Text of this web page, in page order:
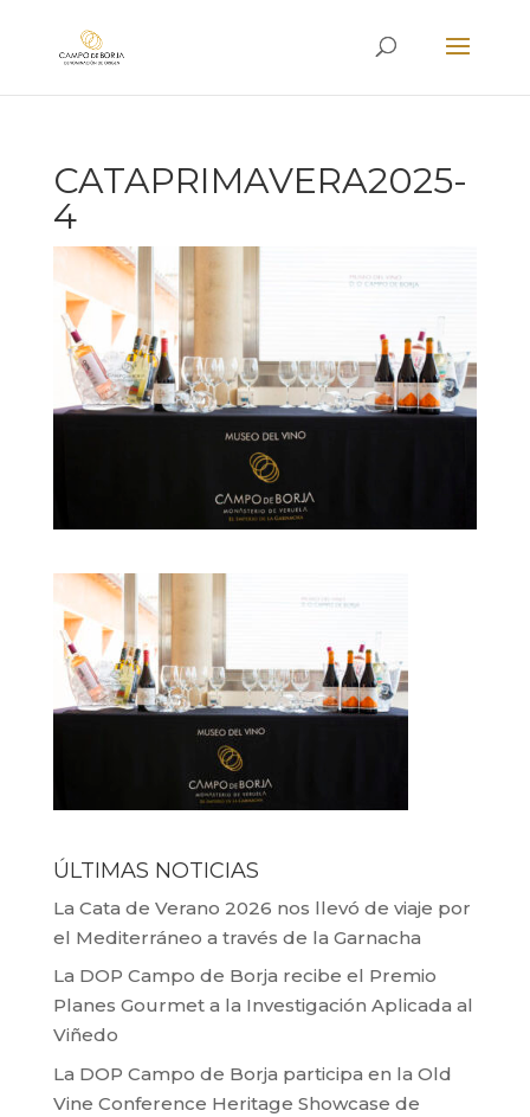
CATAPRIMAVERA2025-
4
ÚLTIMAS NOTICIAS
La Cata de Verano 2026 nos llevó de viaje por
el Mediterráneo a través de la Garnacha
La DOP Campo de Borja recibe el Premio
Planes Gourmet a la Investigación Aplicada al
Viñedo
La DOP Campo de Borja participa en la Old
Vine Conference Heritage Showcase de